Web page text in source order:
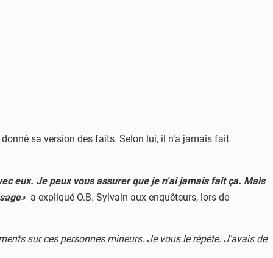
sa version des faits. Selon lui, il n’a jamais fait
eux. Je peux vous assurer que je n’ai jamais fait ça. Mais
» a expliqué O.B. Sylvain aux enquêteurs, lors de
sur ces personnes mineurs. Je vous le répète. J’avais de